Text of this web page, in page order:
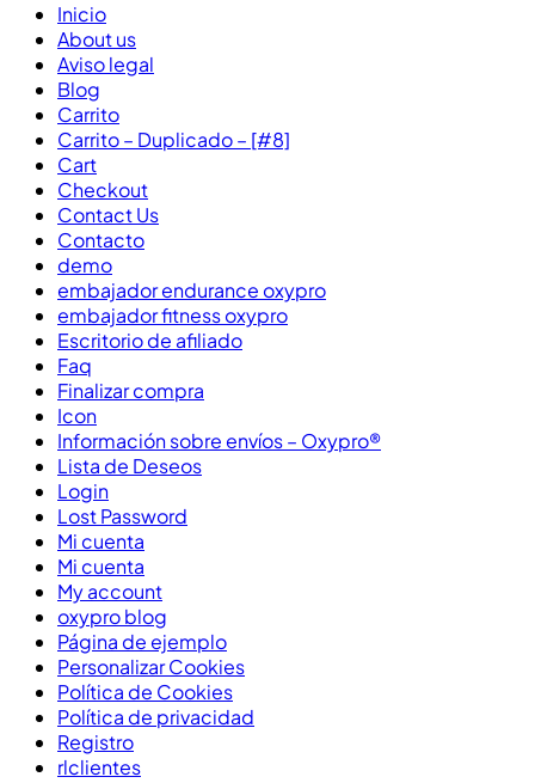
Inicio
About us
Aviso legal
Blog
Carrito
Carrito – Duplicado – [#8]
Cart
Checkout
Contact Us
Contacto
demo
embajador endurance oxypro
embajador fitness oxypro
Escritorio de afiliado
Faq
Finalizar compra
Icon
Información sobre envíos – Oxypro®
Lista de Deseos
Login
Lost Password
Mi cuenta
Mi cuenta
My account
oxypro blog
Página de ejemplo
Personalizar Cookies
Política de Cookies
Política de privacidad
Registro
rlclientes